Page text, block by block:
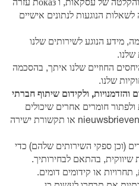
ליצירת חשבון, הניהול שלו, ביצוע והקלטה של עסקאות, ו оказת עזרה
הנוגעות לנתונים אישיים
מידע הנוגע לשירותים שלנו
שלנו.
החוזיים שלנו איתך, בהסכמה
שלנו.
חומרים אחרים שיכולים
לעורר את עניינך, לדוגמה שליחת nieuwsbrieven או תקשורת ישירה
(וכן ספקי השירותים שלהם) כדי
בהתאם לבחירותיך.
או קידומים דומים.